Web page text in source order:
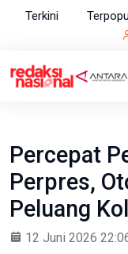
Terkini
Percepat
Perpres,
Peluang
12 Juni 2026